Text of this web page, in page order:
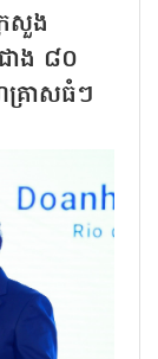
រសួង
ាង ៨០
រាសធំៗ